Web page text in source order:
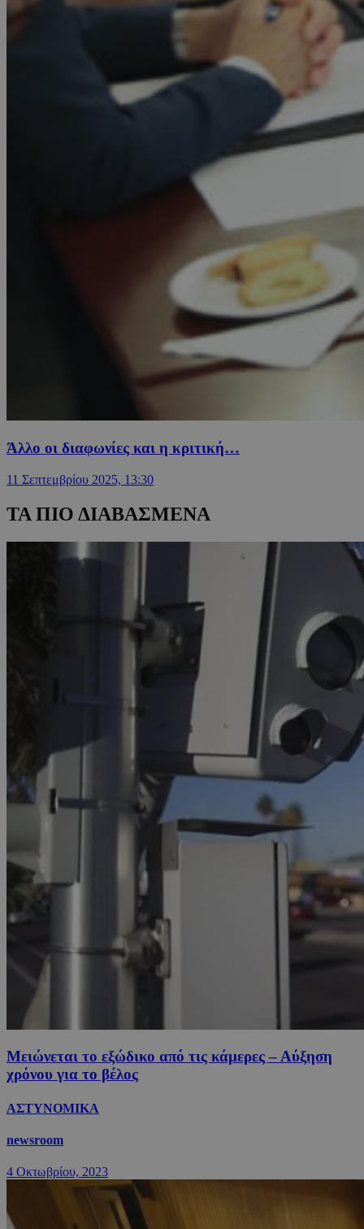
Άλλο οι διαφωνίες και η κριτική…
11 Σεπτεμβρίου 2025, 13:30
ΤΑ ΠΙΟ ΔΙΑΒΑΣΜΕΝΑ
Μειώνεται το εξώδικο από τις κάμερες – Αύξηση
χρόνου για το βέλος
ΑΣΤΥΝΟΜΙΚΑ
newsroom
4 Οκτωβρίου, 2023